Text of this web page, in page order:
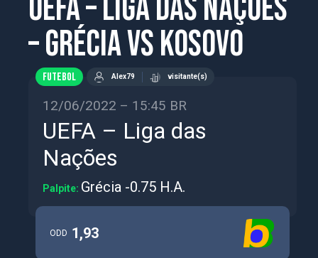
UEFA – Liga das Nações
– Grécia vs Kosovo
FUTEBOL Alex79 visitante(s)
12/06/2022 – 15:45 BR
UEFA – Liga das
Nações
Palpite: Grécia -0.75 H.A.
ODD 1,93